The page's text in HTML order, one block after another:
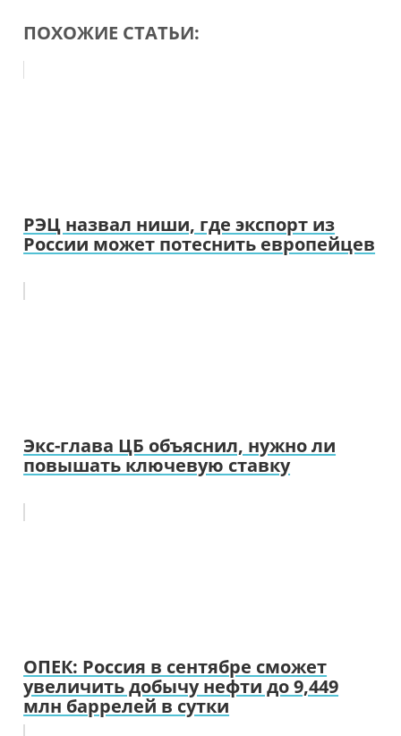
ПОХОЖИЕ СТАТЬИ:
РЭЦ назвал ниши, где экспорт из
России может потеснить европейцев
Экс-глава ЦБ объяснил, нужно ли
повышать ключевую ставку
ОПЕК: Россия в сентябре сможет
увеличить добычу нефти до 9,449
млн баррелей в сутки